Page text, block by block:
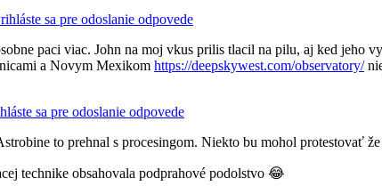
sa pre odoslanie odpovede
paci viac. John na moj vkus prilis tlacil na pilu, aj ked jeho
a Novym Mexikom https://deepskywest.com/observatory/
sa pre odoslanie odpovede
to prehnal s procesingom. Niekto bu mohol protestovať
technike obsahovala podprahové podolstvo 😂